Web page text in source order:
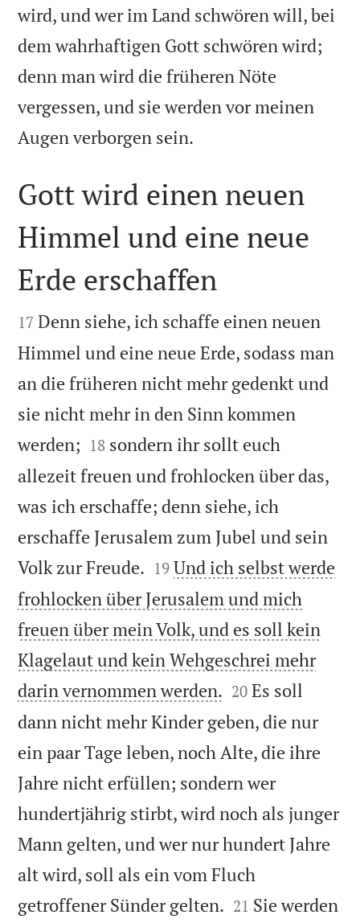
wird, und wer im Land schwören will, bei
dem wahrhaftigen Gott schwören wird;
denn man wird die früheren Nöte
vergessen, und sie werden vor meinen
Augen verborgen sein.

Gott wird einen neuen
Himmel und eine neue
Erde erschaffen

17 Denn siehe, ich schaffe einen neuen
Himmel und eine neue Erde, sodass man
an die früheren nicht mehr gedenkt und
sie nicht mehr in den Sinn kommen
werden; 

18 sondern ihr sollt euch
allezeit freuen und frohlocken über das,
was ich erschaffe; denn siehe, ich
erschaffe Jerusalem zum Jubel und sein
Volk zur Freude. 

19 Und ich selbst werde
frohlocken über Jerusalem und mich
freuen über mein Volk, und es soll kein
Klagelaut und kein Wehgeschrei mehr
darin vernommen werden. 

20 Es soll
dann nicht mehr Kinder geben, die nur
ein paar Tage leben, noch Alte, die ihre
Jahre nicht erfüllen; sondern wer
hundertjährig stirbt, wird noch als junger
Mann gelten, und wer nur hundert Jahre
alt wird, soll als ein vom Fluch
getroffener Sünder gelten. 

21 Sie werden